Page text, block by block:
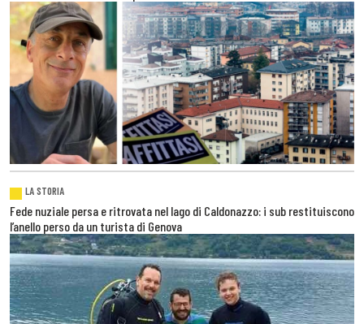
LA STORIA
Fede nuziale persa e ritrovata nel lago di Caldonazzo: i sub restituiscono
l’anello perso da un turista di Genova